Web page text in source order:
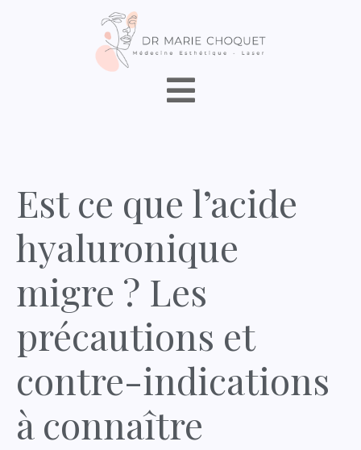
Est ce que l’acide
hyaluronique
migre ? Les
précautions et
contre-indications
à connaître